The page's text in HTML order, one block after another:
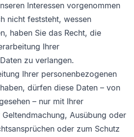
Interessen vorgenommen
nicht feststeht, wessen
haben Sie das Recht, die
Ihrer
zu verlangen.
Ihrer personenbezogenen
dürfen diese Daten – von
– nur mit Ihrer
Ausübung oder
oder zum Schutz